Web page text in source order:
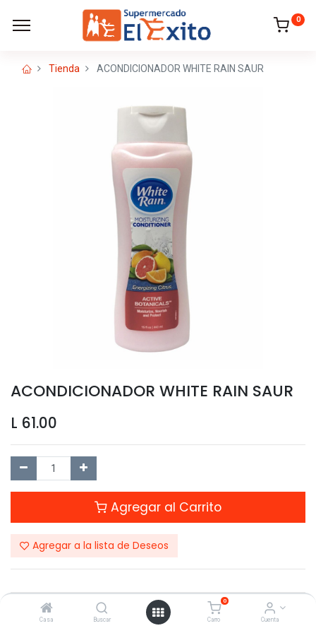
Casa Buscar
0
Carro Cuenta
0
Tienda ACONDICIONADOR WHITE RAIN SAUR
ACONDICIONADOR WHITE RAIN SAUR
L 61.00
Agregar al Carrito
Agregar a la lista de Deseos
Compartir este Producto: